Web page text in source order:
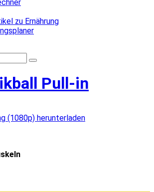
zu Ernährung
Pull-in
(1080p) herunterladen